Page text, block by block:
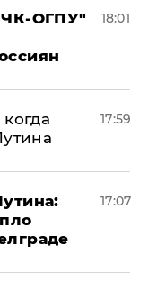
ОГПУ"
18:01
17:59
17:07